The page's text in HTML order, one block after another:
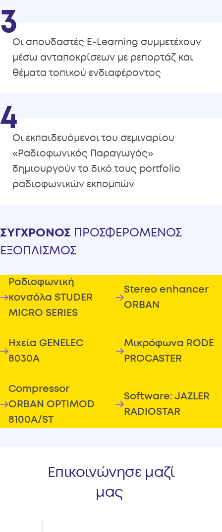
3Οι σπουδαστές E-Learning συμμετέχουν
μέσω ανταποκρίσεων με ρεπορτάζ και
θέματα τοπικού ενδιαφέροντος
4Οι εκπαιδευόμενοι του σεμιναρίου
«Ραδιοφωνικός Παραγωγός»
δημιουργούν το δικό τους portfolio
ραδιοφωνικών εκπομπών
ΣΥΓΧΡΟΝΟΣ ΠΡΟΣΦΕΡΟΜΕΝΟΣ
ΕΞΟΠΛΙΣΜΟΣ
Ραδιοφωνική
κονσόλα STUDER
MICRO SERIES
Stereo enhancer
ORBAN
Ηχεία GENELEC
8030A
Mικρόφωνα RODE
PROCASTER
Compressor
ORBAN OPTIMOD
8100A/ST
Software: JAZLER
RADIOSTAR
Επικοινώνησε μαζί
μας